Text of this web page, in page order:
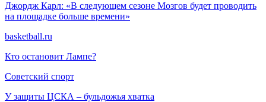
Джордж Карл: «В следующем сезоне Мозгов будет проводить
на площадке больше времени»
basketball.ru
Кто остановит Лампе?
Советский спорт
У защиты ЦСКА – бульдожья хватка